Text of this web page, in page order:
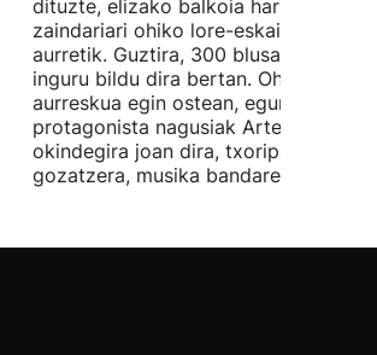
dituzte, elizako balkoia hartu eta
zaindariari ohiko lore-eskaintza egin
aurretik. Guztira, 300 blusa eta neska
inguru bildu dira bertan. Ohorezko
aurreskua egin ostean, eguneko
protagonista nagusiak Artepan
okindegira joan dira, txoripanez
gozatzera, musika bandaren